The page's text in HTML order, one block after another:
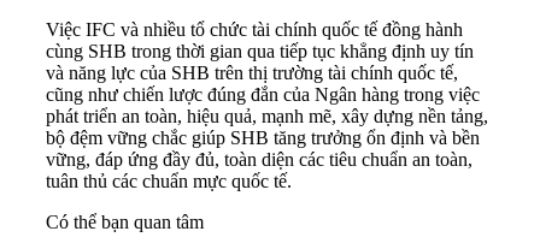
Việc IFC và nhiều tổ chức tài chính quốc tế đồng hành
cùng SHB trong thời gian qua tiếp tục khẳng định uy tín
và năng lực của SHB trên thị trường tài chính quốc tế,
cũng như chiến lược đúng đắn của Ngân hàng trong việc
phát triển an toàn, hiệu quả, mạnh mẽ, xây dựng nền tảng,
bộ đệm vững chắc giúp SHB tăng trưởng ổn định và bền
vững, đáp ứng đầy đủ, toàn diện các tiêu chuẩn an toàn,
tuân thủ các chuẩn mực quốc tế.
Có thể bạn quan tâm